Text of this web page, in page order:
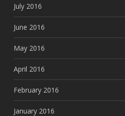
July 2016
June 2016
May 2016
April 2016
February 2016
January 2016